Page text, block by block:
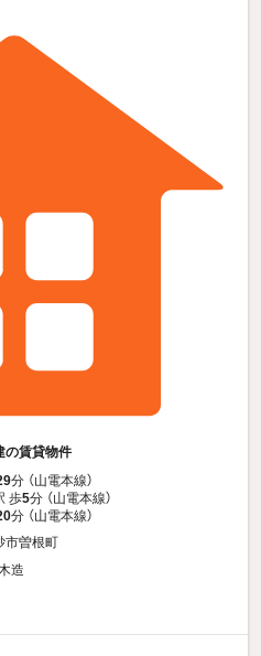
の賃貸物件
分 （山電本線）
歩5分 （山電本線）
分 （山電本線）
市曽根町
造